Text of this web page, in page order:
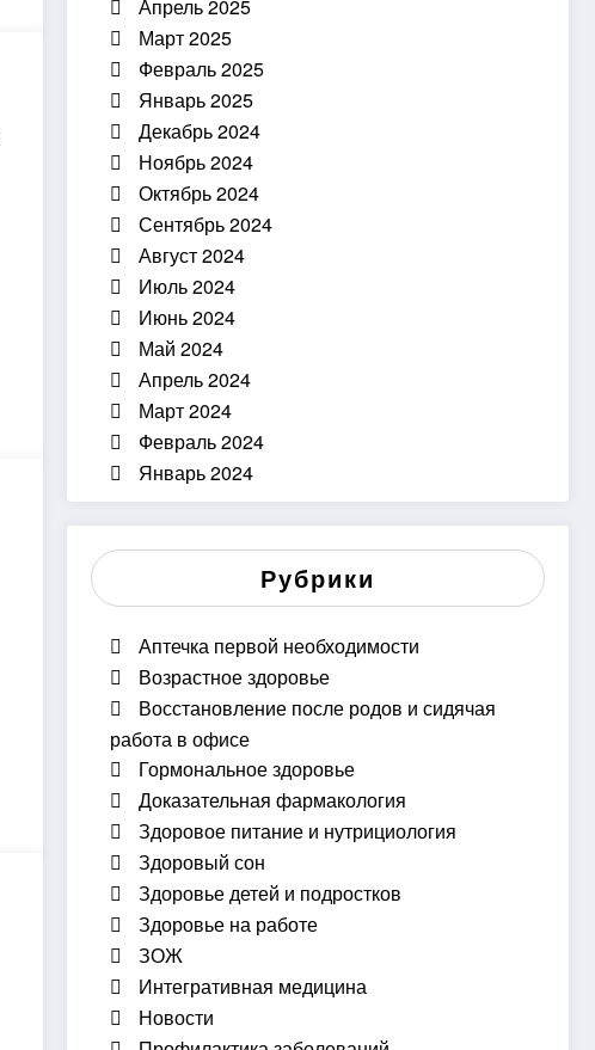
Апрель 2025
Март 2025
Февраль 2025
Январь 2025
Декабрь 2024
Ноябрь 2024
Октябрь 2024
Сентябрь 2024
Август 2024
Июль 2024
Июнь 2024
Май 2024
Апрель 2024
Март 2024
Февраль 2024
Январь 2024
Рубрики
Аптечка первой необходимости
Возрастное здоровье
Восстановление после родов и сидячая
работа в офисе
Гормональное здоровье
Доказательная фармакология
Здоровое питание и нутрициология
Здоровый сон
Здоровье детей и подростков
Здоровье на работе
ЗОЖ
Интегративная медицина
Новости